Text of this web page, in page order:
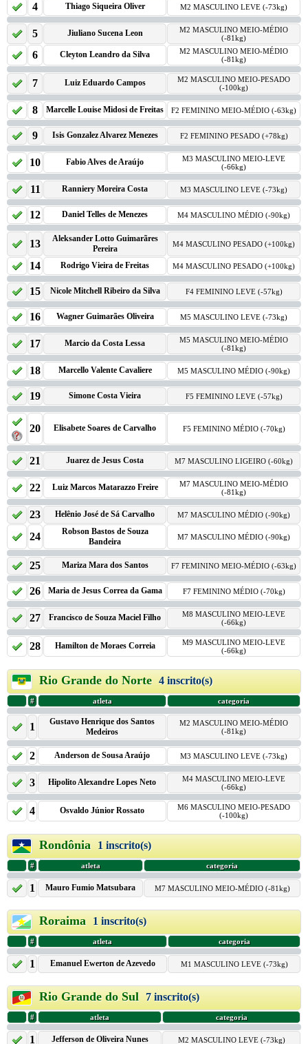
4 Thiago Siqueira Oliver M2 MASCULINO LEVE (-73kg)
5 Jiuliano Sucena Leon
M2 MASCULINO MEIO-MÉDIO
(-81kg)
6 Cleyton Leandro da Silva
M2 MASCULINO MEIO-MÉDIO
(-81kg)
7 Luiz Eduardo Campos
M2 MASCULINO MEIO-PESADO
(-100kg)
8 Marcelle Louise Midosi de Freitas F2 FEMININO MEIO-MÉDIO (-63kg)
9 Isis Gonzalez Alvarez Menezes F2 FEMININO PESADO (+78kg)
10 Fabio Alves de Araújo
M3 MASCULINO MEIO-LEVE
(-66kg)
11 Ranniery Moreira Costa M3 MASCULINO LEVE (-73kg)
12 Daniel Telles de Menezes M4 MASCULINO MÉDIO (-90kg)
13
Aleksander Lotto Guimarãres
Pereira
M4 MASCULINO PESADO (+100kg)
14 Rodrigo Vieira de Freitas M4 MASCULINO PESADO (+100kg)
15 Nicole Mitchell Ribeiro da Silva F4 FEMININO LEVE (-57kg)
16 Wagner Guimarães Oliveira M5 MASCULINO LEVE (-73kg)
17 Marcio da Costa Lessa
M5 MASCULINO MEIO-MÉDIO
(-81kg)
18 Marcello Valente Cavaliere M5 MASCULINO MÉDIO (-90kg)
19 Simone Costa Vieira F5 FEMININO LEVE (-57kg)
20 Elisabete Soares de Carvalho F5 FEMININO MÉDIO (-70kg)
21 Juarez de Jesus Costa M7 MASCULINO LIGEIRO (-60kg)
22 Luiz Marcos Matarazzo Freire
M7 MASCULINO MEIO-MÉDIO
(-81kg)
23 Helênio José de Sá Carvalho M7 MASCULINO MÉDIO (-90kg)
24
Robson Bastos de Souza
Bandeira
M7 MASCULINO MÉDIO (-90kg)
25 Mariza Mara dos Santos F7 FEMININO MEIO-MÉDIO (-63kg)
26 Maria de Jesus Correa da Gama F7 FEMININO MÉDIO (-70kg)
27 Francisco de Souza Maciel Filho
M8 MASCULINO MEIO-LEVE
(-66kg)
28 Hamilton de Moraes Correia
M9 MASCULINO MEIO-LEVE
(-66kg)
Rio Grande do Norte 4 inscrito(s)
# atleta categoria
1
Gustavo Henrique dos Santos
Medeiros
M2 MASCULINO MEIO-MÉDIO
(-81kg)
2 Anderson de Sousa Araújo M3 MASCULINO LEVE (-73kg)
3 Hipolito Alexandre Lopes Neto
M4 MASCULINO MEIO-LEVE
(-66kg)
4 Osvaldo Júnior Rossato
M6 MASCULINO MEIO-PESADO
(-100kg)
Rondônia 1 inscrito(s)
# atleta categoria
1 Mauro Fumio Matsubara M7 MASCULINO MEIO-MÉDIO (-81kg)
Roraima 1 inscrito(s)
# atleta categoria
1 Emanuel Ewerton de Azevedo M1 MASCULINO LEVE (-73kg)
Rio Grande do Sul 7 inscrito(s)
# atleta categoria
1 Jefferson de Oliveira Nunes M2 MASCULINO LEVE (-73kg)